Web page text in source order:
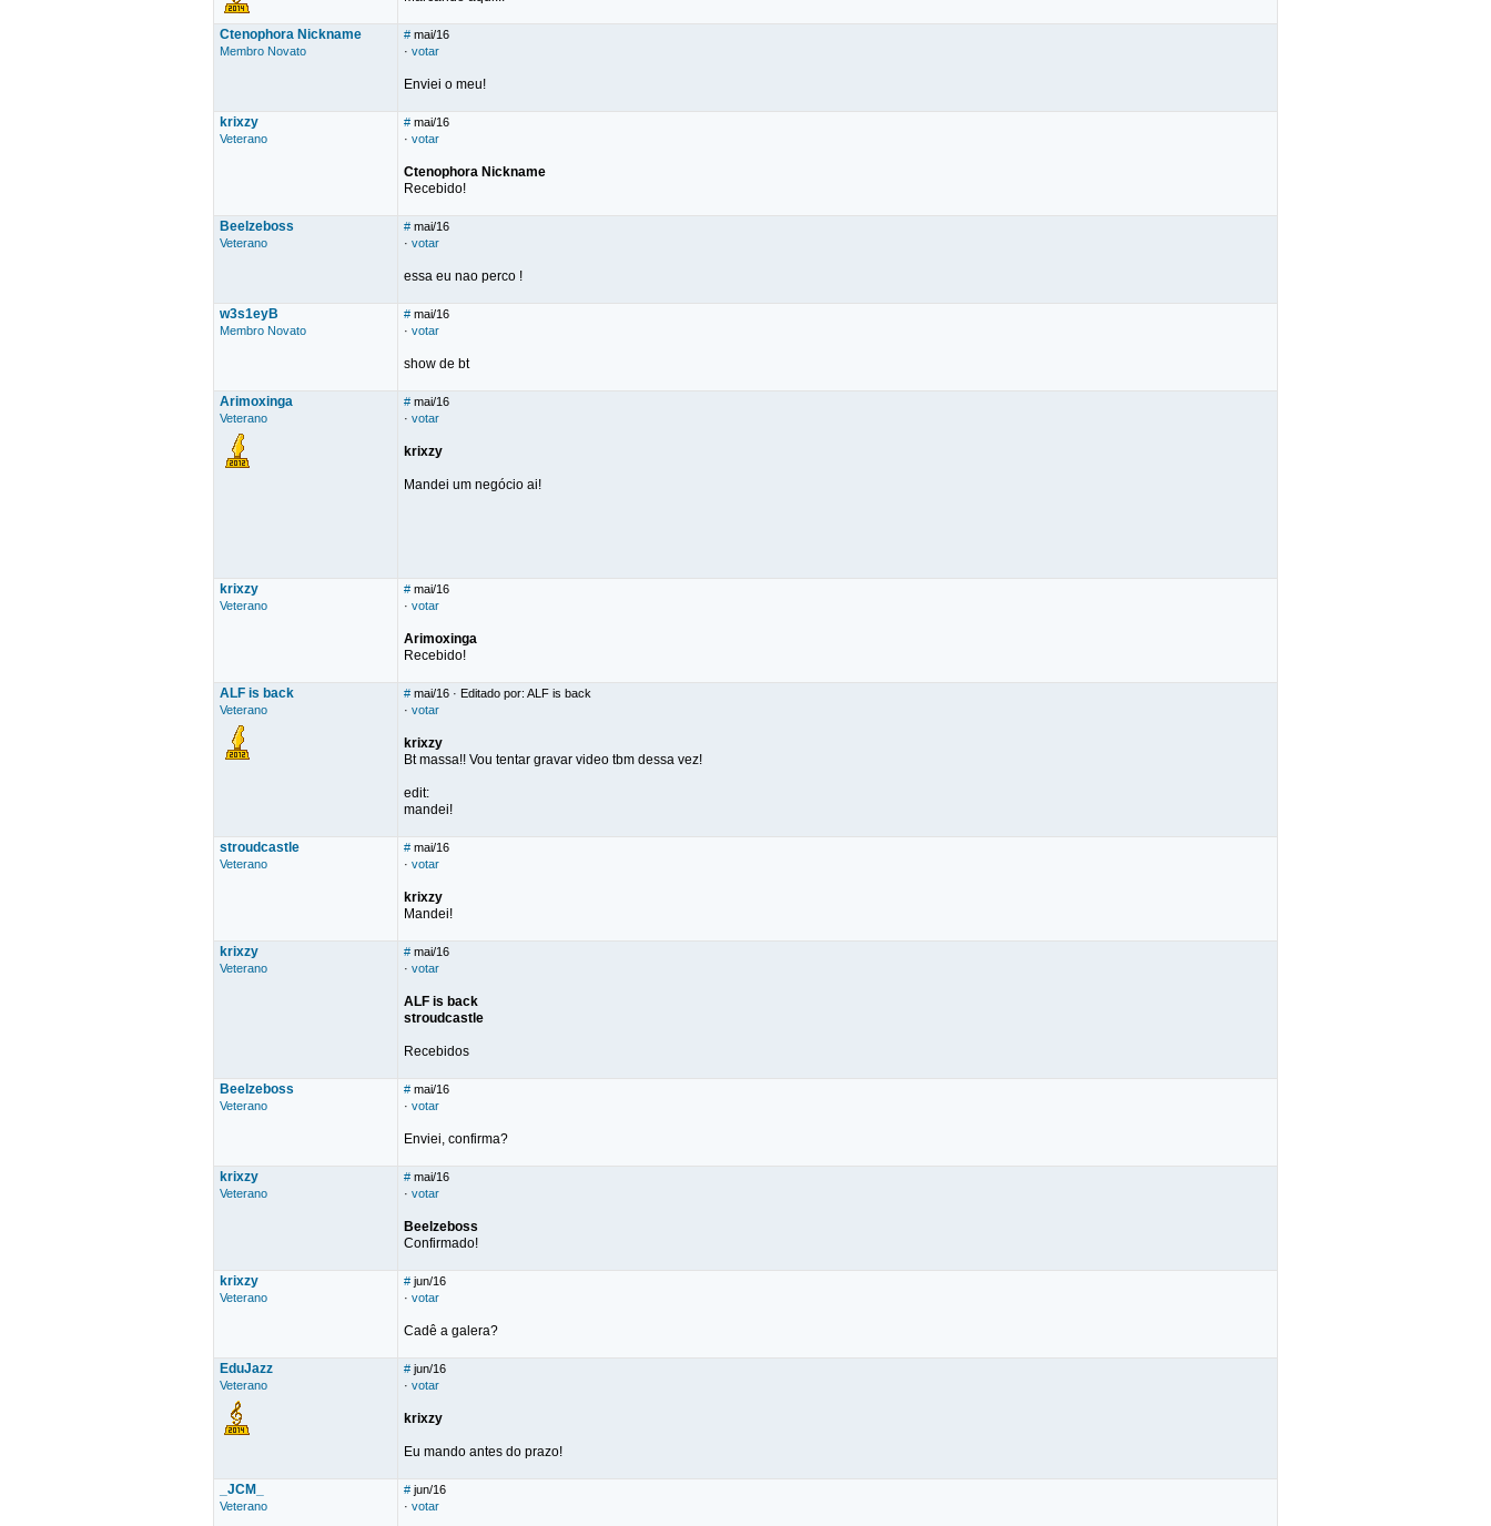
Ctenophora Nickname
Membro Novato
# mai/16
· votar
Enviei o meu!
krixzy
Veterano
# mai/16
· votar
Ctenophora Nickname
Recebido!
Beelzeboss
Veterano
# mai/16
· votar
essa eu nao perco !
w3s1eyB
Membro Novato
# mai/16
· votar
show de bt
Arimoxinga
Veterano
# mai/16
· votar
krixzy
Mandei um negócio ai!
krixzy
Veterano
# mai/16
· votar
Arimoxinga
Recebido!
ALF is back
Veterano
# mai/16 · Editado por: ALF is back
· votar
krixzy
Bt massa!! Vou tentar gravar video tbm dessa vez!
edit:
mandei!
stroudcastle
Veterano
# mai/16
· votar
krixzy
Mandei!
krixzy
Veterano
# mai/16
· votar
ALF is back
stroudcastle
Recebidos
Beelzeboss
Veterano
# mai/16
· votar
Enviei, confirma?
krixzy
Veterano
# mai/16
· votar
Beelzeboss
Confirmado!
krixzy
Veterano
# jun/16
· votar
Cadê a galera?
EduJazz
Veterano
# jun/16
· votar
krixzy
Eu mando antes do prazo!
_JCM_
Veterano
# jun/16
· votar